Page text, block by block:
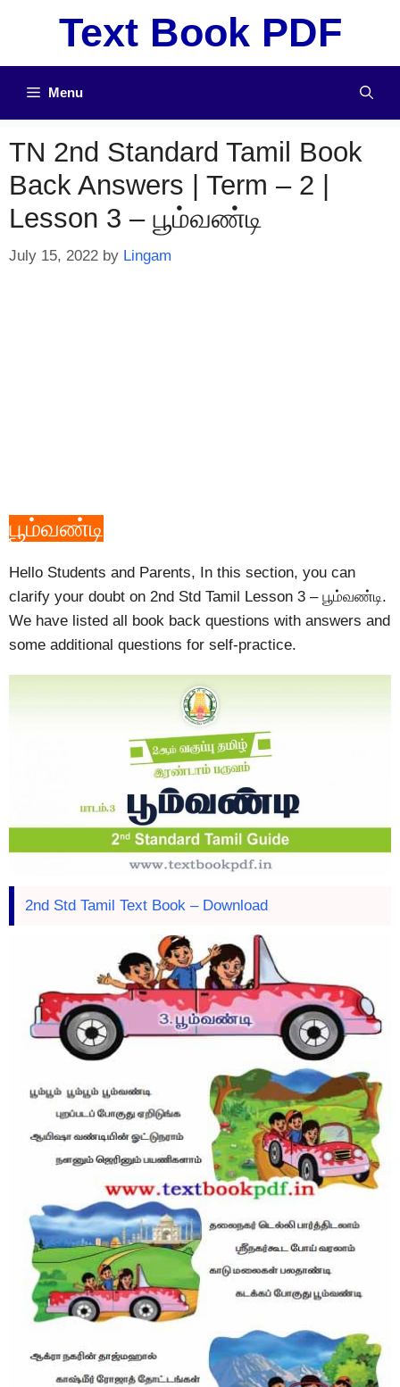
Text Book PDF
Menu
TN 2nd Standard Tamil Book
Back Answers | Term – 2 |
Lesson 3 – பூம்வண்டி
July 15, 2022 by Lingam
பூம்வண்டி
Hello Students and Parents, In this section, you can
clarify your doubt on 2nd Std Tamil Lesson 3 – பூம்வண்டி.
We have listed all book back questions with answers and
some additional questions for self-practice.
2nd Std Tamil Text Book – Download